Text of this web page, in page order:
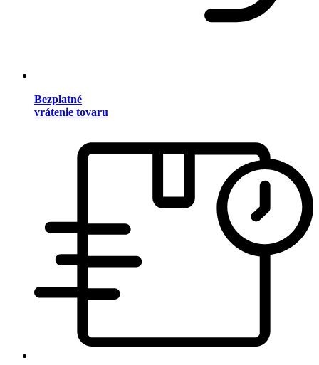
Bezplatné
vrátenie tovaru